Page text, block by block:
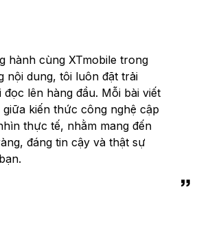
hành cùng XTmobile trong
nội dung, tôi luôn đặt trải
đọc lên hàng đầu. Mỗi bài viết
kiến thức công nghệ cập
thực tế, nhằm mang đến
đáng tin cậy và thật sự